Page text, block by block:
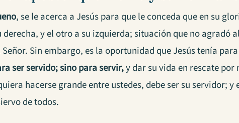
, se le acerca a Jesús para que le conceda que en su
derecha, y el otro a su izquierda; situación que no agradó
Sin embargo, es la oportunidad que Jesús tenía para
ser servido; sino para servir,y dar su vida en rescate por
hacerse grande entre ustedes, debe ser su servidor; y
de todos.